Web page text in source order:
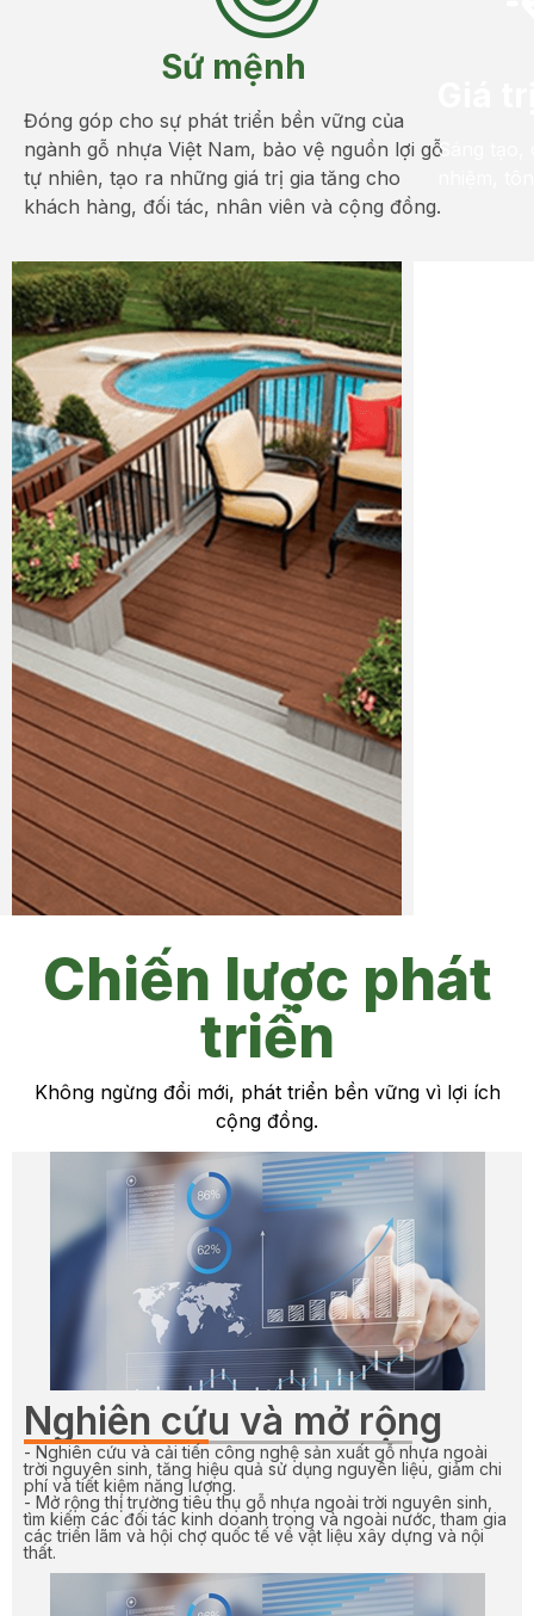
Sứ mệnh
Đóng góp cho sự phát triển bền vững của
ngành gỗ nhựa Việt Nam, bảo vệ nguồn lợi gỗ
tự nhiên, tạo ra những giá trị gia tăng cho
khách hàng, đối tác, nhân viên và cộng đồng.
Sáng tạo,
Chiến lược phát
triển
Không ngừng đổi mới, phát triển bền vững vì lợi ích
cộng đồng.
Nghiên cứu và mở rộng
- Nghiên cứu và cải tiến công nghệ sản xuất gỗ nhựa ngoài
trời nguyên sinh, tăng hiệu quả sử dụng nguyên liệu, giảm chi
phí và tiết kiệm năng lượng.
- Mở rộng thị trường tiêu thụ gỗ nhựa ngoài trời nguyên sinh,
tìm kiếm các đối tác kinh doanh trong và ngoài nước, tham gia
các triển lãm và hội chợ quốc tế về vật liệu xây dựng và nội
thất.